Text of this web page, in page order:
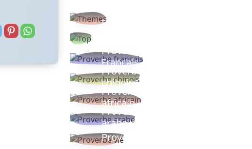
thèmes
Proverbe
Français
Proverbe
chinois
Proverbe
africain
Proverbe
arabe
Proverbe vie